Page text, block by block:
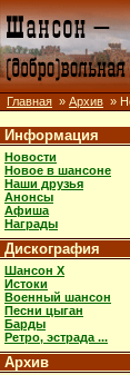
Главная » Архив »
Информация
Новости
Новое в шансоне
Наши друзья
Анонсы
Афиша
Награды
Дискография
Шансон X
Истоки
Военный шансон
Песни цыган
Барды
Ретро, эстрада ...
Архив